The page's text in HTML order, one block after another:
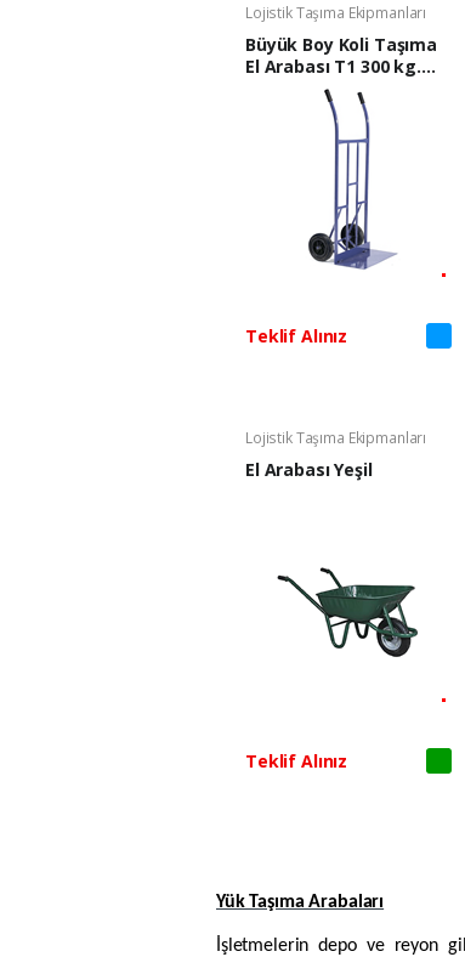
Lojistik Taşıma Ekipmanları
Büyük Boy Koli Taşıma
El Arabası T1 300 kg.
Teklif Alınız
Lojistik Taşıma Ekipmanları
El Arabası Yeşil
Teklif Alınız
Yük Taşıma Arabaları
İşletmelerin depo ve reyon